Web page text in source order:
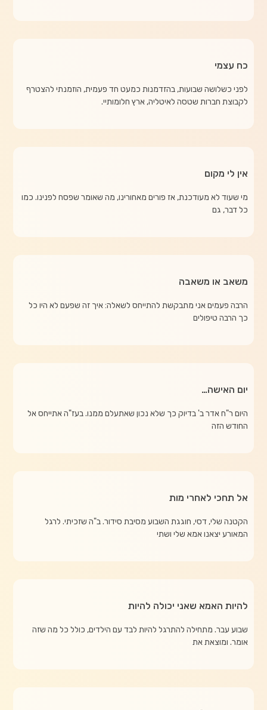
כח עצמי
לפני כשלושה שבועות, בהזדמנות כמעט חד פעמית, הוזמנתי להצטרף
לקבוצת חברות שטסה לאיטליה, ארץ חלומותיי.
אין לי מקום
מי שעוד לא מעודכנת, אז פורים מאחורינו, מה שאומר שפסח לפנינו. כמו
כל דבר, גם
משאב או משאבה
הרבה פעמים אני מתבקשת להתייחס לשאלה: איך זה שפעם לא היו כל
כך הרבה טיפולים
יום האישה…
היום ר"ח אדר ב' בדיוק כך שלא נכון שאתעלם ממנו. בעז"ה אתייחס אל
החודש הזה
אל תחכי לאחרי מות
הקטנה שלי, דסי, חוגגת השבוע מסיבת סידור. ב"ה שזכיתי. לרגל
המאורע יצאנו אמא שלי ושתי
להיות האמא שאני יכולה להיות
שבוע עבר. מתחילה להתרגל להיות לבד עם הילדים, כולל כל מה שזה
אומר. ומוצאת את